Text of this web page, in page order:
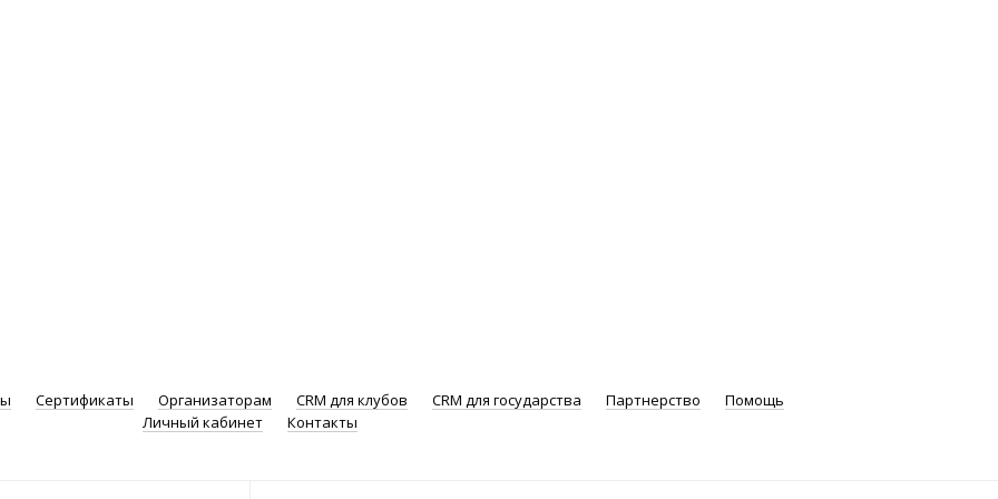
Сертификаты Организаторам CRM для клубов CRM для государства Партнерство
Помощь
Личный кабинет
Контакты